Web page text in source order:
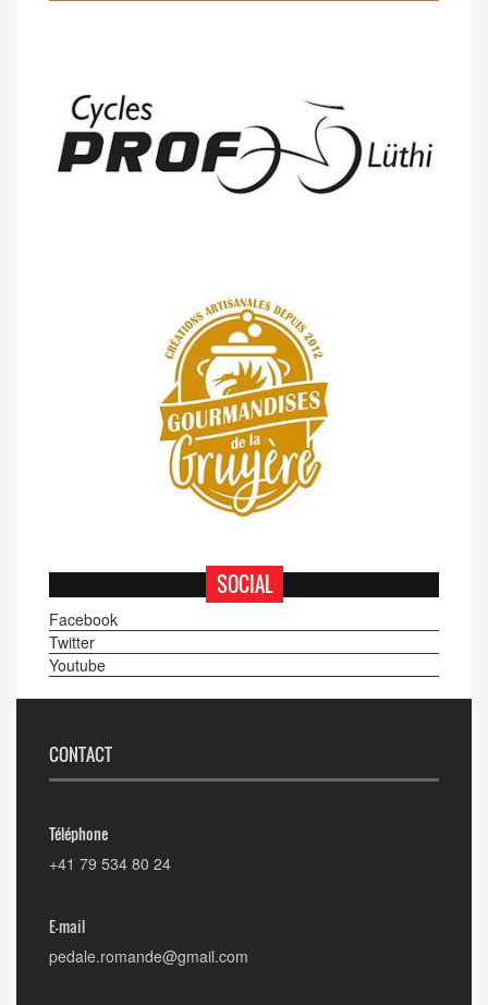
SOCIAL
Facebook
Twitter
Youtube
CONTACT
Téléphone
+41 79 534 80 24
E-mail
pedale.romande@gmail.com